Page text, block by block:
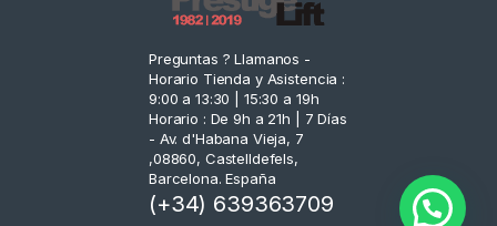
Preguntas ? Llamanos -
Horario Tienda y Asistencia :
9:00 a 13:30 | 15:30 a 19h
Horario : De 9h a 21h | 7 Días
- Av. d'Habana Vieja, 7
,08860, Castelldefels,
Barcelona. España
(+34) 639363709